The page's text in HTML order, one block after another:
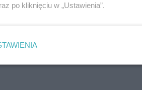
po kliknięciu w „Ustawienia”.